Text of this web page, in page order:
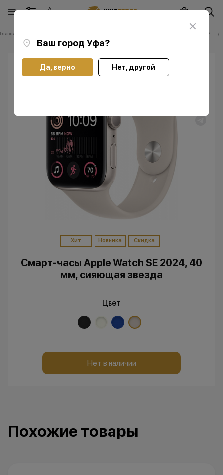
Ваш город Уфа?
Да, верно Нет, другой
Главная Часы Apple Apple Watch Series SE 2
Хит Новинка Скидка
Смарт-часы Apple Watch SE 2024, 40
мм, сияющая звезда
Цвет
Нет в наличии
Похожие товары